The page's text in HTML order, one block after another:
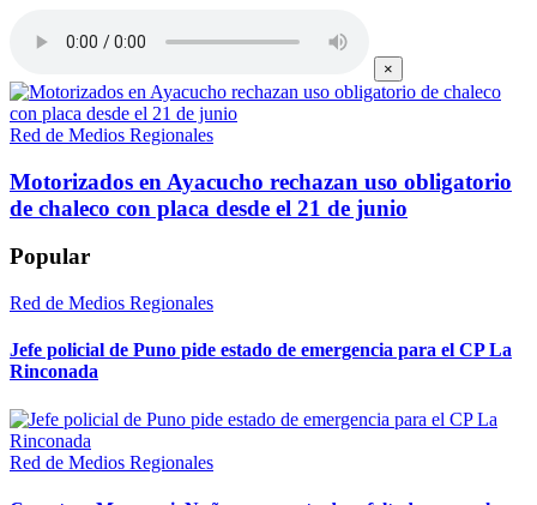
×
Red de Medios Regionales
Motorizados en Ayacucho rechazan uso obligatorio
de chaleco con placa desde el 21 de junio
Popular
Red de Medios Regionales
Jefe policial de Puno pide estado de emergencia para el CP La
Rinconada
Red de Medios Regionales